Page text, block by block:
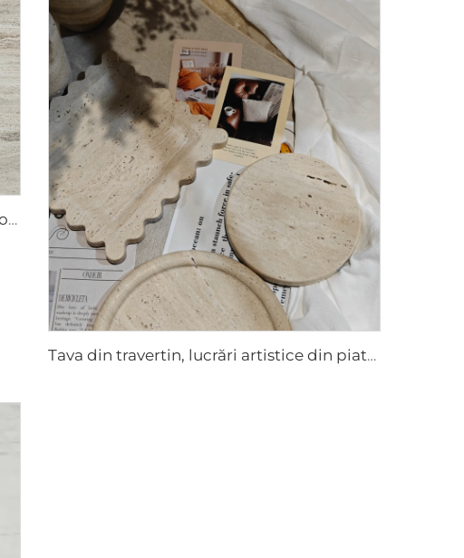
Placă de piatră travertin Silver, natural, poros
Tava din travertin, lucrări artistice din piatră, ornamente din piatră